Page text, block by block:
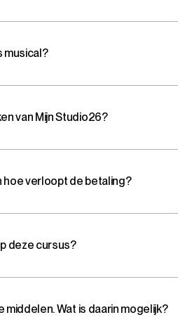
musical?
van Mijn Studio26?
hoe verloopt de betaling?
deze cursus?
middelen. Wat is daarin mogelijk?